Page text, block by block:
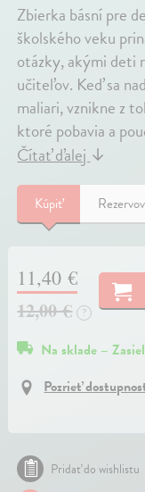
Zbierka básní pre
školského veku
otázky, akými deti
učiteľov. Keď sa
maliari, vznikne z
ktoré pobavia a
Čítať ďalej↓
Kúpiť
11,40 €
12,00 €
?
Na sklade –
Pozrieť
Pridať do wishlistu